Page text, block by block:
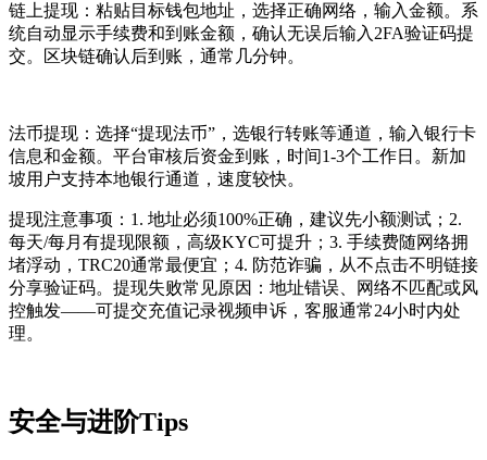
链上提现：粘贴目标钱包地址，选择正确网络，输入金额。系
统自动显示手续费和到账金额，确认无误后输入2FA验证码提
交。区块链确认后到账，通常几分钟。
法币提现：选择“提现法币”，选银行转账等通道，输入银行卡
信息和金额。平台审核后资金到账，时间1-3个工作日。新加
坡用户支持本地银行通道，速度较快。
提现注意事项：1. 地址必须100%正确，建议先小额测试；2.
每天/每月有提现限额，高级KYC可提升；3. 手续费随网络拥
堵浮动，TRC20通常最便宜；4. 防范诈骗，从不点击不明链接
分享验证码。提现失败常见原因：地址错误、网络不匹配或风
控触发——可提交充值记录视频申诉，客服通常24小时内处
理。
安全与进阶Tips